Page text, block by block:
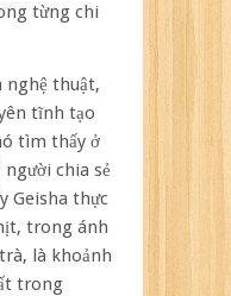
từng chi
nghệ thuật,
tĩnh tạo
tìm thấy ở
chia sẻ
Geisha thực
trong ánh
là khoảnh
trong